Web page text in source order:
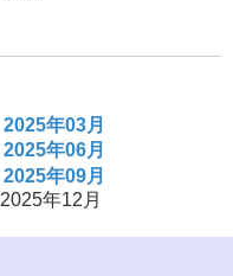
2025年03月
2025年06月
2025年09月
2025年12月